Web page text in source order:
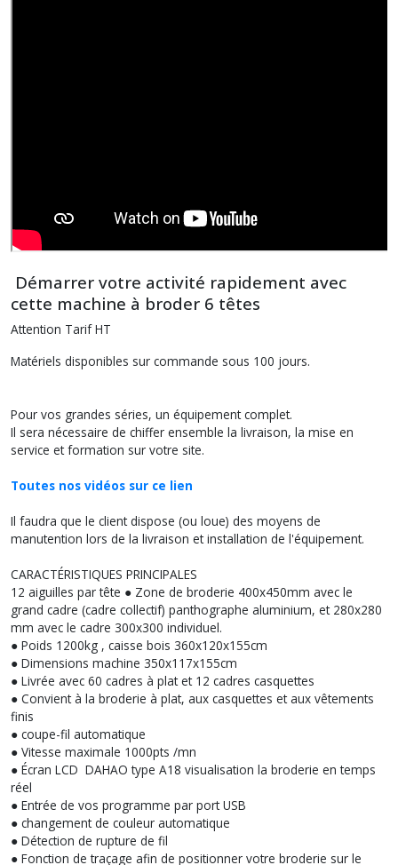
Démarrer votre activité rapidement avec
cette machine à broder 6 têtes
Attention Tarif HT
Matériels disponibles sur commande sous 100 jours.
Pour vos grandes séries, un équipement complet.
Il sera nécessaire de chiffer ensemble la livraison, la mise en
service et formation sur votre site.
Toutes nos vidéos sur ce lien
Il faudra que le client dispose (ou loue) des moyens de
manutention lors de la livraison et installation de l'équipement.
CARACTÉRISTIQUES PRINCIPALES
12 aiguilles par tête ● Zone de broderie 400x450mm avec le
grand cadre (cadre collectif) panthographe aluminium, et 280x280
mm avec le cadre 300x300 individuel.
● Poids 1200kg , caisse bois 360x120x155cm
● Dimensions machine 350x117x155cm
● Livrée avec 60 cadres à plat et 12 cadres casquettes
● Convient à la broderie à plat, aux casquettes et aux vêtements
finis
● coupe-fil automatique
● Vitesse maximale 1000pts /mn
● Écran LCD DAHAO type A18 visualisation la broderie en temps
réel
● Entrée de vos programme par port USB
● changement de couleur automatique
● Détection de rupture de fil
● Fonction de traçage afin de positionner votre broderie sur le